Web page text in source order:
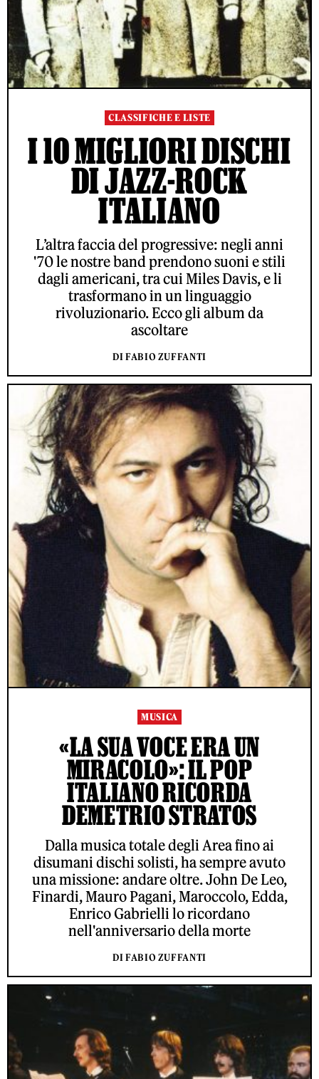
CLASSIFICHE E LISTE
I 10 MIGLIORI DISCHI
DI JAZZ-ROCK
ITALIANO
L’altra faccia del progressive: negli anni
'70 le nostre band prendono suoni e stili
dagli americani, tra cui Miles Davis, e li
trasformano in un linguaggio
rivoluzionario. Ecco gli album da
ascoltare
DI FABIO ZUFFANTI
MUSICA
«LA SUA VOCE ERA UN
MIRACOLO»: IL POP
ITALIANO RICORDA
DEMETRIO STRATOS
Dalla musica totale degli Area fino ai
disumani dischi solisti, ha sempre avuto
una missione: andare oltre. John De Leo,
Finardi, Mauro Pagani, Maroccolo, Edda,
Enrico Gabrielli lo ricordano
nell'anniversario della morte
DI FABIO ZUFFANTI